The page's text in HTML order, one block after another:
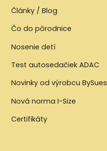
Články / Blog
Čo do pôrodnice
Nosenie detí
Test autosedačiek ADAC
Novinky od výrobcu BySues
Nová norma I-Size
Certifikáty